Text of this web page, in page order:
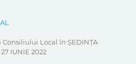
Local în ȘEDINȚA
IUNIE 2022